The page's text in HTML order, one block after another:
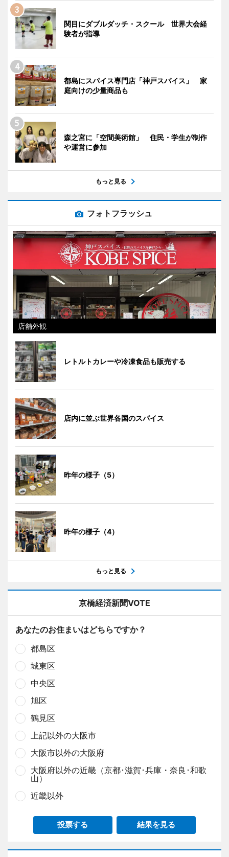
関目にダブルダッチ・スクール 世界大会経
験者が指導
都島にスパイス専門店「神戸スパイス」 家
庭向けの少量商品も
森之宮に「空間美術館」 住民・学生が制作
や運営に参加
もっと見る
フォトフラッシュ
店舗外観
レトルトカレーや冷凍食品も販売する
店内に並ぶ世界各国のスパイス
昨年の様子（5）
昨年の様子（4）
もっと見る
京橋経済新聞VOTE
あなたのお住まいはどちらですか？
都島区
城東区
中央区
旭区
鶴見区
上記以外の大阪市
大阪市以外の大阪府
大阪府以外の近畿（京都･滋賀･兵庫・奈良･和歌
山）
近畿以外
投票する 結果を見る